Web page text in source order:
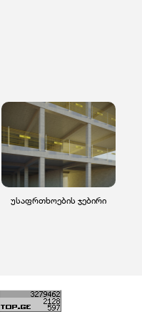
უსაფრთხოების ჯებირი